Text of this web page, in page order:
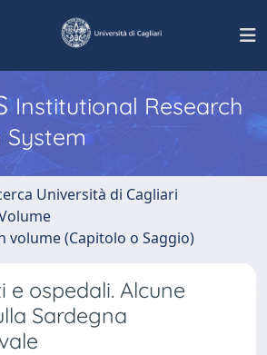
Institutional Research
Università di Cagliari
volume (Capitolo o Saggio)
e ospedali. Alcune
Sardegna